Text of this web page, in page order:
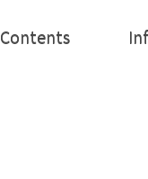
Contents
Contents